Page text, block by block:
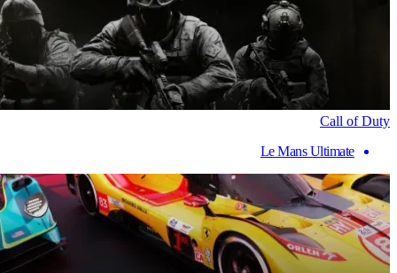
Call of Duty
Le Mans Ultimate